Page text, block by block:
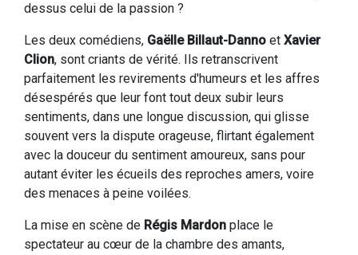
dessus celui de la passion ?
Les deux comédiens, Gaëlle Billaut-Danno et Xavier
Clion, sont criants de vérité. Ils retranscrivent
parfaitement les revirements d'humeurs et les affres
désespérés que leur font tout deux subir leurs
sentiments, dans une longue discussion, qui glisse
souvent vers la dispute orageuse, flirtant également
avec la douceur du sentiment amoureux, sans pour
autant éviter les écueils des reproches amers, voire
des menaces à peine voilées.
La mise en scène de Régis Mardon place le
spectateur au cœur de la chambre des amants,